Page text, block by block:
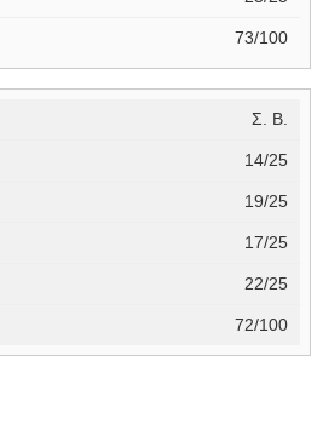
73/100
Σ. Β.
14/25
19/25
17/25
22/25
72/100